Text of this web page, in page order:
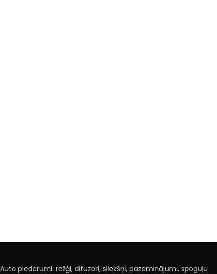
Auto piederumi: režģi, difuzori, sliekšņi, pazeminājumi, spoguļu